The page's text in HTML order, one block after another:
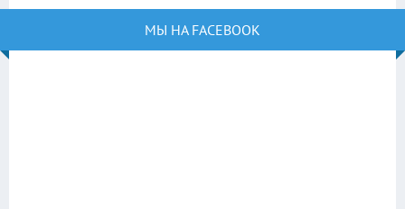
МЫ НА FACEBOOK